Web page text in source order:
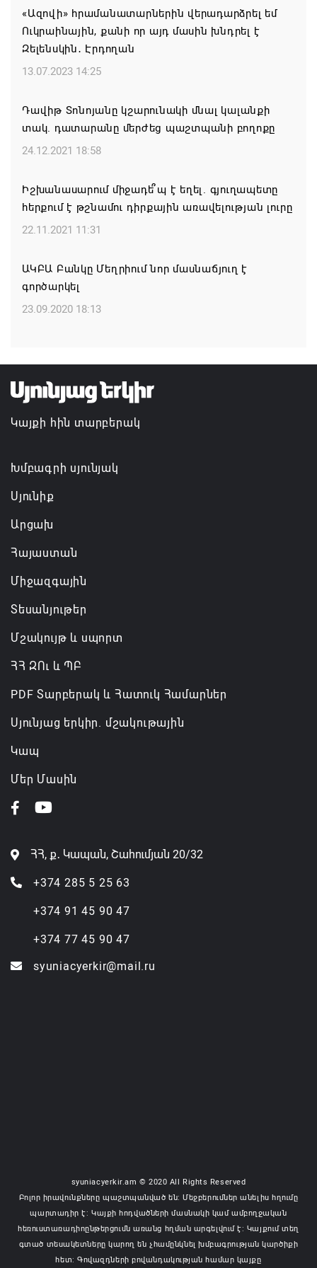
Իրանն ու Օմանը մոտ են Հորմուզի նեղուցի
վերաբերյալ համաձայնության հասնելուն. Արաղչի
08.08.2026 21:17
հեռախոսազրույցի ընթացքում վերահաստատել են
TRIPP-ի կառուցման աշխատանքները մոտ
ապագայում սկսելու իրենց հաստատակամությունը
Փաշինյանն ու Ալիևը հեռախոսազրույց են ունեցել․
քննարկվել է TRIPP երթուղու նախագծի
08.08.2026 12:32
Մաքսիմ Հակոբյանն այսօր կդառնար 77
Եկեղեցիների համաշխարհային խորհուրդը
մտահոգություն է հայտնել Եկեղեցու շուրջ
ստեղծված իրավիճակի հետ կապված
«Ազովի» հրամանատարներին վերադարձրել եմ
Ուկրաինային, քանի որ այդ մասին խնդրել է
Զելենսկին․ Էրդողան
13.07.2023 14:25
Դավիթ Տոնոյանը կշարունակի մնալ կալանքի
տակ. դատարանը մերժեց պաշտպանի բողոքը
24.12.2021 18:58
Իշխանասարում միջադե՞պ է եղել. գյուղապետը
հերքում է թշնամու դիրքային առավելության լուրը
22.11.2021 11:31
ԱԿԲԱ Բանկը Մեղրիում նոր մասնաճյուղ է
գործարկել
23.09.2020 18:13
Կայքի հին տարբերակ
Խմբագրի սյունյակ
Սյունիք
Արցախ
Հայաստան
Միջազգային
Տեսանյութեր
Մշակույթ և սպորտ
ՀՀ ԶՈւ և ՊԲ
PDF Տարբերակ և Հատուկ Համարներ
Սյունյաց երկիր. մշակութային
Կապ
Մեր Մասին
ՀՀ, ք․ Կապան, Շահումյան 20/32
+374 285 5 25 63
+374 91 45 90 47
+374 77 45 90 47
syuniacyerkir@mail.ru
syuniacyerkir.am © 2020 All Rights Reserved
Բոլոր իրավունքները պաշտպանված են: Մեջբերումներ անելիս հղումը
պարտադիր է: Կայքի հոդվածների մասնակի կամ ամբողջական
հեռուստառադիոընթերցումն առանց հղման արգելվում է: Կայքում տեղ
գտած տեսակետները կարող են չհամընկնել խմբագրության կարծիքի
հետ: Գովազդների բովանդակության համար կայքը